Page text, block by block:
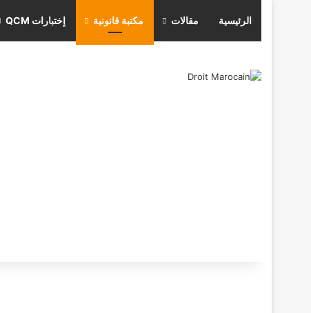
الرئيسية مقالات مكتبة قانونية إختبارات QCM